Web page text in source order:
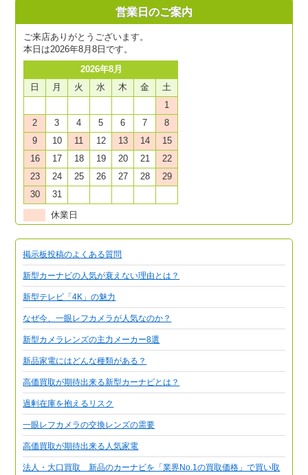
営業日のご案内
ご来店ありがとうございます。
本日は2026年8月8日です。
2026年8月
日
月 火 水 木 金
土
1
2
3 4 5 6 7
8
9
10 11 12 13 14
15
16
17 18 19 20 21
22
23
24 25 26 27 28
29
30
31
休業日
掲示板投稿のよくある質問
新型カーナビの人気が衰えない理由とは？
新型テレビ「4K」の魅力
なぜ今、一眼レフカメラが人気なのか？
新型カメラレンズの主力メーカー8選
新品家電にはどんな種類がある？
高価買取が期待出来る新型カーナビとは？
過剰在庫を抱えるリスク
一眼レフカメラの交換レンズの需要
高価買取が期待出来る人気家電
法人・大口買取 新品のカーナビを「業界No.1の買取価格」で買い取